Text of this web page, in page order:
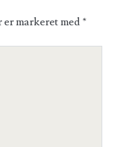
markeret med*